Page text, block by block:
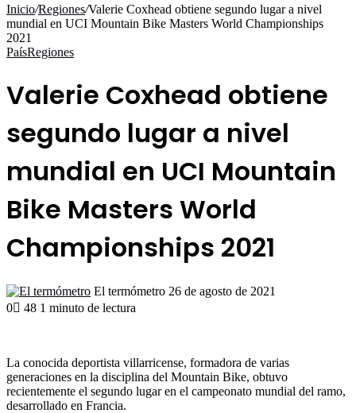
Inicio/Regiones/Valerie Coxhead obtiene segundo lugar a nivel
mundial en UCI Mountain Bike Masters World Championships
2021
PaísRegiones
Valerie Coxhead obtiene
segundo lugar a nivel
mundial en UCI Mountain
Bike Masters World
Championships 2021
El termómetro Send
26 de agosto de 2021
0
48 1 minuto de lectura
La conocida deportista villarricense, formadora de varias
generaciones en la disciplina del Mountain Bike, obtuvo
recientemente el segundo lugar en el campeonato mundial del ramo,
desarrollado en Francia.